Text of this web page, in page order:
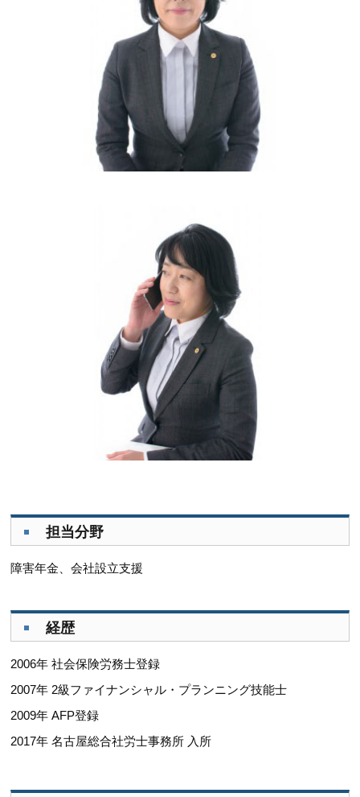
担当分野
障害年金、会社設立支援
経歴
2006年 社会保険労務士登録
2007年 2級ファイナンシャル・プランニング技能士
2009年 AFP登録
2017年 名古屋総合社労士事務所 入所